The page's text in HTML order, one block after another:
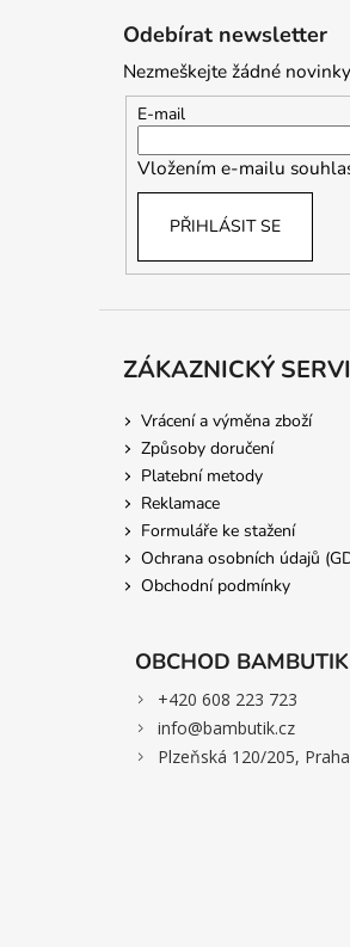
Odebírat newsletter
Nezmeškejte žádné
E-mail
Vložením e-mailu
PŘIHLÁSIT SE
ZÁKAZNICKÝ
Vrácení a výměna zboží
Způsoby doručení
Platební metody
Reklamace
Formuláře ke stažení
Ochrana osobních údajů
Obchodní podmínky
OBCHOD BAMBUTIK
> +420 608 223 723
> info@bambutik.cz
> Plzeňská 120/205,